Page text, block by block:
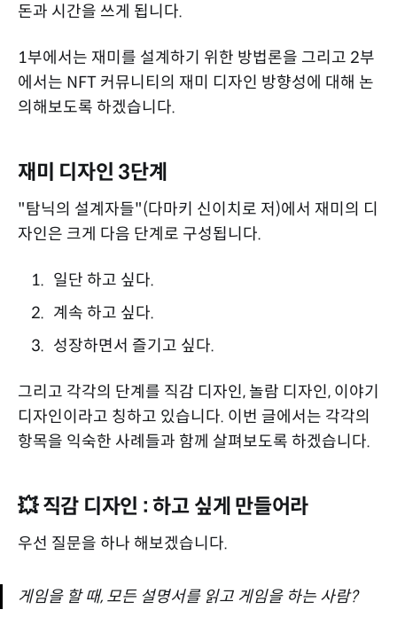
돈과 시간을 쓰게 됩니다.
1부에서는 재미를 설계하기 위한 방법론을 그리고 2부
에서는 NFT 커뮤니티의 재미 디자인 방향성에 대해 논
의해보도록 하겠습니다.
재미 디자인 3단계
"탐닉의 설계자들"(다마키 신이치로 저)에서 재미의 디
자인은 크게 다음 단계로 구성됩니다.
일단 하고 싶다.
계속 하고 싶다.
성장하면서 즐기고 싶다.
그리고 각각의 단계를 직감 디자인, 놀람 디자인, 이야기
디자인이라고 칭하고 있습니다. 이번 글에서는 각각의
항목을 익숙한 사례들과 함께 살펴보도록 하겠습니다.
💥 직감 디자인 : 하고 싶게 만들어라
우선 질문을 하나 해보겠습니다.
게임을 할 때, 모든 설명서를 읽고 게임을 하는 사람?